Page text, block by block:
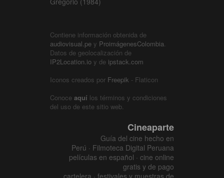
Contiene información obtenida de
audiovisual.pe y ProimágenesColombia.
Datos de geolocalización de
IP2Location.io y de ipstack.com
Iconos creados por Freepik - Flaticon
Conoce aquí los términos y condiciones
del uso de este sitio web.
Cineaparte
Guía del cine hecho en
Perú · Filmoteca Digital Peruana
películas en español · cine online
gratis y de pago